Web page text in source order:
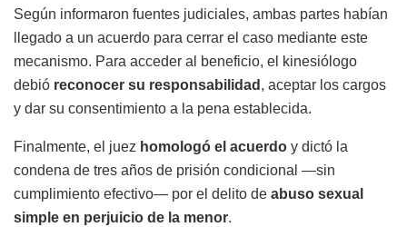
Según informaron fuentes judiciales, ambas partes habían
llegado a un acuerdo para cerrar el caso mediante este
mecanismo. Para acceder al beneficio, el kinesiólogo
debió reconocer su responsabilidad , aceptar los cargos
y dar su consentimiento a la pena establecida.
Finalmente, el juez homologó el acuerdo y dictó la
condena de tres años de prisión condicional —sin
cumplimiento efectivo— por el delito de abuso sexual
simple en perjuicio de la menor.